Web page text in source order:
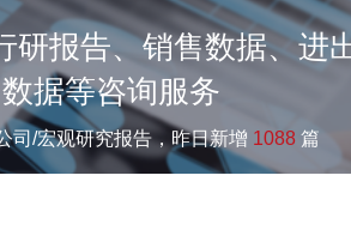
报告、销售数据、进
据等咨询服务
司/宏观研究报告，昨日新增 1088 篇